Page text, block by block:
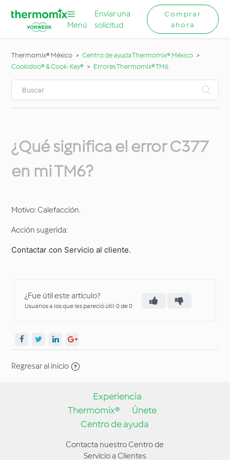
Menú
Enviar una
solicitud
Comprar
ahora
Thermomix® México
Centro de ayuda Thermomix® México
Cookidoo® & Cook-Key®
Errores Thermomix® TM6
¿Qué significa el error C377
en mi TM6?
Motivo: Calefacción.
Acción sugerida:
Contactar con Servicio al cliente.
¿Fue útil este artículo?
Usuarios a los que les pareció útil: 0 de 0
Regresar al inicio
Experiencia
Thermomix®
Únete
Centro de ayuda
Contacta nuestro Centro de
Servicio a Clientes